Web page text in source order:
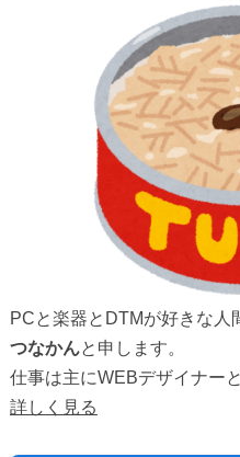
PCと楽器とDTMが好きな人
つなかんと申します。
仕事は主にWEBデザイナー
詳しく見る